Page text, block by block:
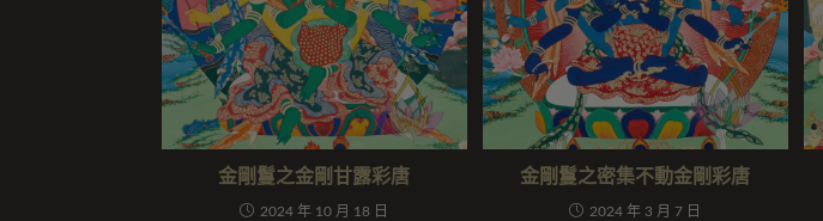
金剛鬘之金剛甘露彩唐
2024 年 10 月 18 日
金剛鬘之密集不動金剛彩唐
2024 年 3 月 7 日